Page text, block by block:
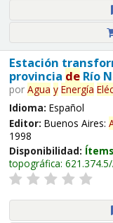
Estación
provincia deRío
por Agua y Energía
Idioma: Español
Editor: Buenos Aires:
1998
Disponibilidad:
topográfica: